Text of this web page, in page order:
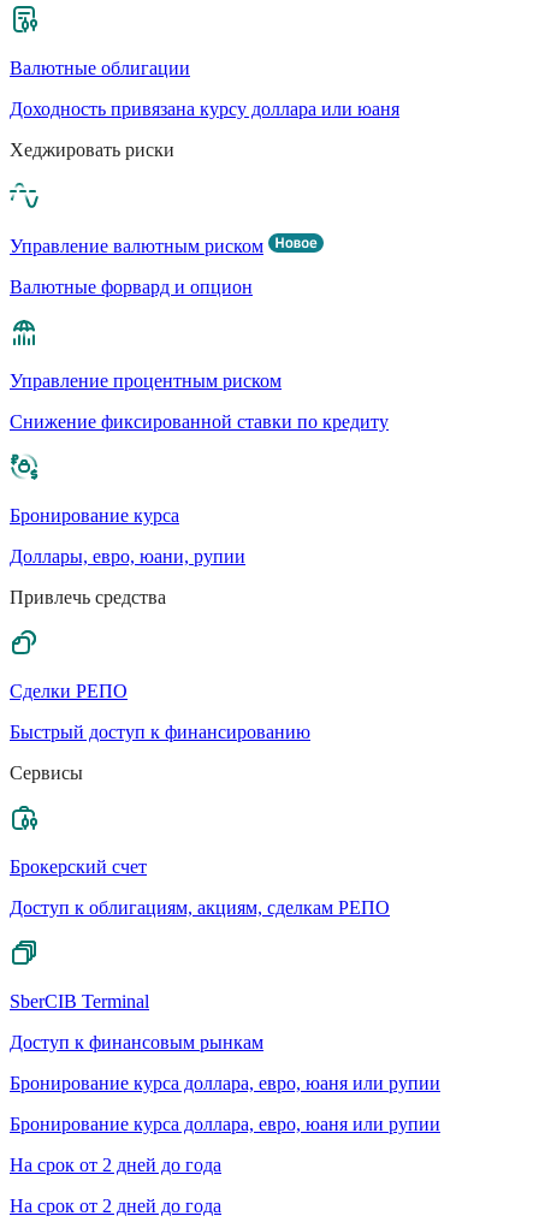
Валютные облигации
Доходность привязана курсу доллара или юаня
Хеджировать риски
Управление валютным риском
Валютные форвард и опцион
Управление процентным риском
Cнижение фиксированной ставки по кредиту
Бронирование курса
Доллары, евро, юани, рупии
Привлечь средства
Сделки РЕПО
Быстрый доступ к финансированию
Сервисы
Брокерский счет
Доступ к облигациям, акциям, сделкам РЕПО
SberCIB Terminal
Доступ к финансовым рынкам
Бронирование курса доллара, евро, юаня или рупии
Бронирование курса доллара, евро, юаня или рупии
На срок от 2 дней до года
На срок от 2 дней до года